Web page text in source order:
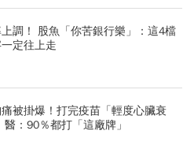
調！ 股魚「你苦銀行樂」：這4檔
定往上走
被掛爆！打完疫苗「輕度心臟衰
：90％都打「這廠牌」